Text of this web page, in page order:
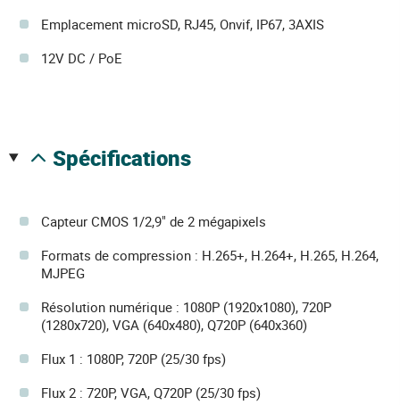
Emplacement microSD, RJ45, Onvif, IP67, 3AXIS
12V DC / PoE
spécifications
Capteur CMOS 1/2,9" de 2 mégapixels
Formats de compression : H.265+, H.264+, H.265, H.264,
MJPEG
Résolution numérique : 1080P (1920x1080), 720P
(1280x720), VGA (640x480), Q720P (640x360)
Flux 1 : 1080P, 720P (25/30 fps)
Flux 2 : 720P, VGA, Q720P (25/30 fps)